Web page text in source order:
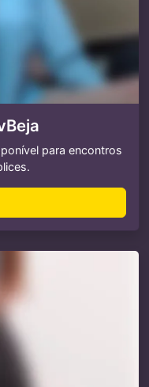
para encontros